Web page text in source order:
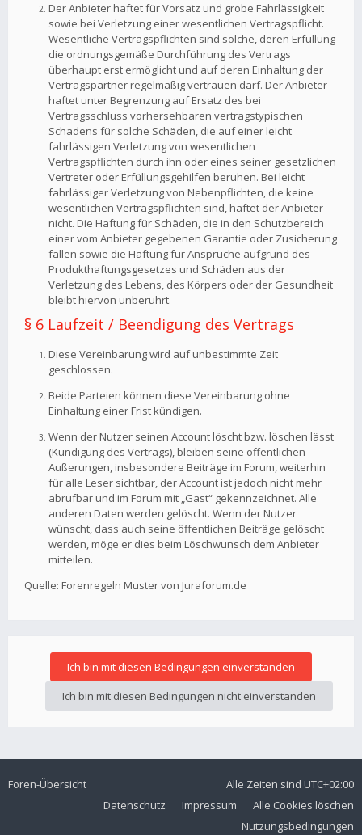
Der Anbieter haftet für Vorsatz und grobe Fahrlässigkeit
sowie bei Verletzung einer wesentlichen Vertragspflicht.
Wesentliche Vertragspflichten sind solche, deren Erfüllung
die ordnungsgemäße Durchführung des Vertrags
überhaupt erst ermöglicht und auf deren Einhaltung der
Vertragspartner regelmäßig vertrauen darf. Der Anbieter
haftet unter Begrenzung auf Ersatz des bei
Vertragsschluss vorhersehbaren vertragstypischen
Schadens für solche Schäden, die auf einer leicht
fahrlässigen Verletzung von wesentlichen
Vertragspflichten durch ihn oder eines seiner gesetzlichen
Vertreter oder Erfüllungsgehilfen beruhen. Bei leicht
fahrlässiger Verletzung von Nebenpflichten, die keine
wesentlichen Vertragspflichten sind, haftet der Anbieter
nicht. Die Haftung für Schäden, die in den Schutzbereich
einer vom Anbieter gegebenen Garantie oder Zusicherung
fallen sowie die Haftung für Ansprüche aufgrund des
Produkthaftungsgesetzes und Schäden aus der
Verletzung des Lebens, des Körpers oder der Gesundheit
bleibt hiervon unberührt.
§ 6 Laufzeit / Beendigung des Vertrags
Diese Vereinbarung wird auf unbestimmte Zeit
geschlossen.
Beide Parteien können diese Vereinbarung ohne
Einhaltung einer Frist kündigen.
Wenn der Nutzer seinen Account löscht bzw. löschen lässt
(Kündigung des Vertrags), bleiben seine öffentlichen
Äußerungen, insbesondere Beiträge im Forum, weiterhin
für alle Leser sichtbar, der Account ist jedoch nicht mehr
abrufbar und im Forum mit „Gast“ gekennzeichnet. Alle
anderen Daten werden gelöscht. Wenn der Nutzer
wünscht, dass auch seine öffentlichen Beiträge gelöscht
werden, möge er dies beim Löschwunsch dem Anbieter
mitteilen.
Quelle: Forenregeln Muster von Juraforum.de
Foren-Übersicht Alle Zeiten sind UTC+02:00
Alle Cookies löschen
Impressum
Datenschutz
Nutzungsbedingungen